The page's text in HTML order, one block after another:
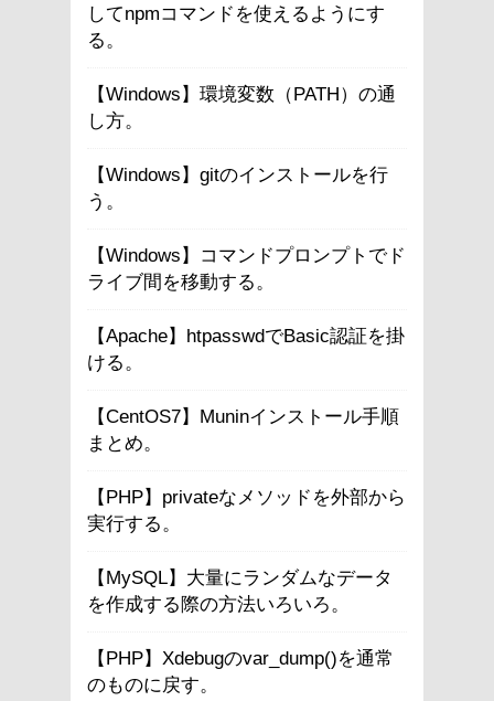
してnpmコマンドを使えるようにす
る。
【Windows】環境変数（PATH）の通
し方。
【Windows】gitのインストールを行
う。
【Windows】コマンドプロンプトでド
ライブ間を移動する。
【Apache】htpasswdでBasic認証を掛
ける。
【CentOS7】Muninインストール手順
まとめ。
【PHP】privateなメソッドを外部から
実行する。
【MySQL】大量にランダムなデータ
を作成する際の方法いろいろ。
【PHP】Xdebugのvar_dump()を通常
のものに戻す。